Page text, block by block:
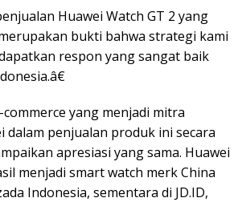
Huawei Watch GT 2 yang
bukti bahwa strategi kami
respon yang sangat baik
yang menjadi mitra
dalam penjualan produk ini secara
apresiasi yang sama. Huawei
menjadi smart watch merk China
Indonesia, sementara di JD.ID,